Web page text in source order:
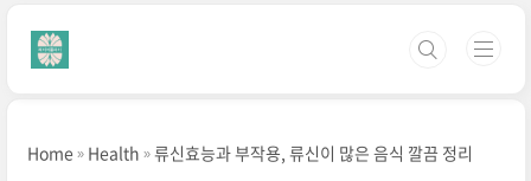
Home Health 류신효능과 부작용, 류신이 많은 음식 깔끔 정리